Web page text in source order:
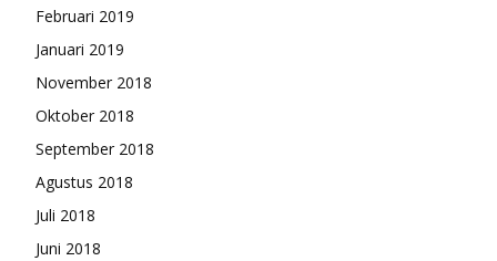
Februari 2019
Januari 2019
November 2018
Oktober 2018
September 2018
Agustus 2018
Juli 2018
Juni 2018